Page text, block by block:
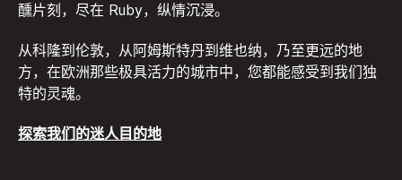
醺片刻，尽在 Ruby，纵情沉浸。
从科隆到伦敦，从阿姆斯特丹到维也纳，乃至更远的地
方，在欧洲那些极具活力的城市中，您都能感受到我们独
特的灵魂。
探索我们的迷人目的地